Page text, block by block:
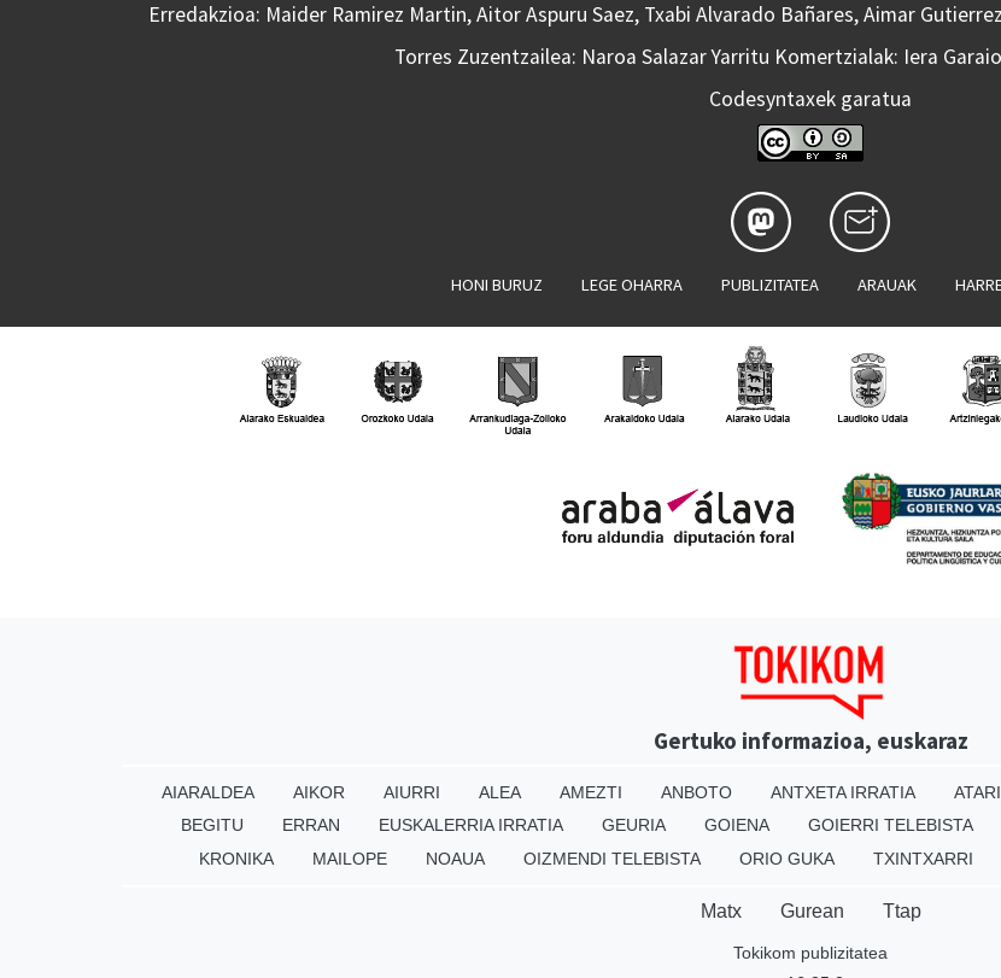
Erredakzioa: Maider Ramirez Martin, Aitor Aspuru Saez, Txabi Alvarado Bañares, Aimar
Torres Zuzentzailea: Naroa Salazar Yarritu Komertzialak: Iera
Codesyntaxek garatua
HONI BURUZ LEGE OHARRA PUBLIZITATEA ARAUAK
Gertuko informazioa, euskaraz
AIARALDEA AIKOR AIURRI ALEA AMEZTI ANBOTO ANTXETA IRRATIA
BEGITU
ERRAN EUSKALERRIA IRRATIA GEURIA GOIENA GOIERRI TELEBISTA
KRONIKA
MAILOPE NOAUA OIZMENDI TELEBISTA ORIO GUKA TXINTXARRI
Matx Gurean Ttap
Tokikom publizitatea